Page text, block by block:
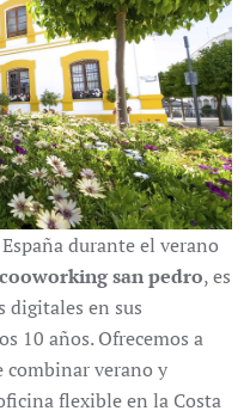
durante el verano
san pedro, es
digitales en sus
10 años. Ofrecemos a
verano y
flexible en la Costa